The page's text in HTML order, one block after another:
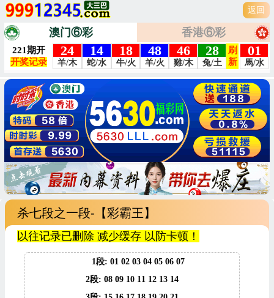
返回
澳门⑥彩 香港⑥彩